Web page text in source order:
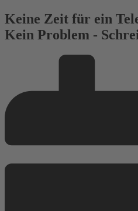
Keine Zeit für ein
Kein Problem -